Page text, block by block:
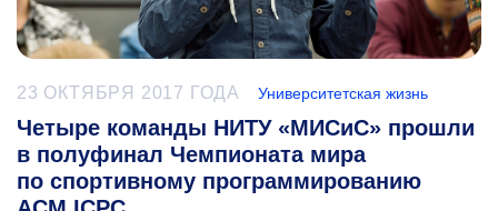
23 ОКТЯБРЯ 2017 ГОДА Университетская жизнь
Четыре команды НИТУ «МИСиС» прошли
в полуфинал Чемпионата мира
по спортивному программированию